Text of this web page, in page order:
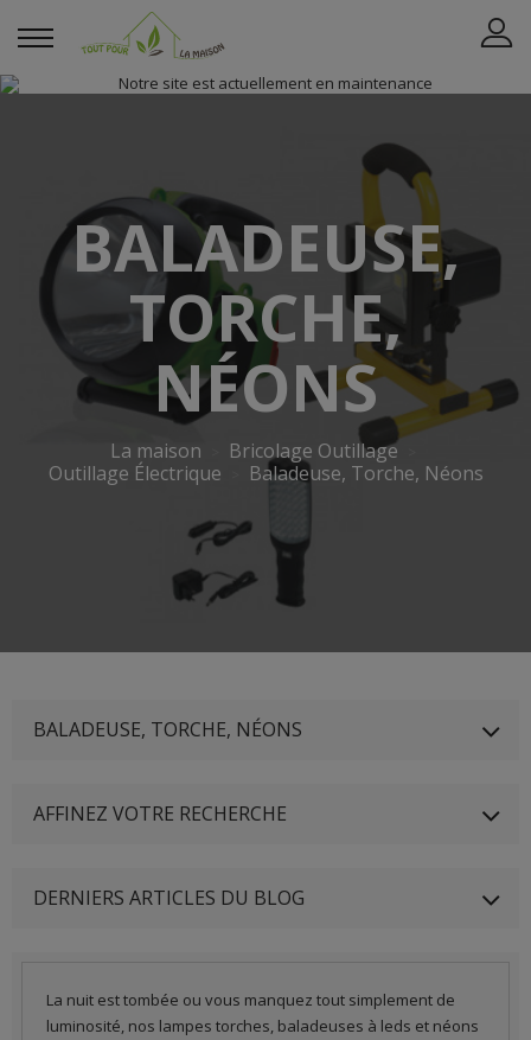
BALADEUSE,
TORCHE,
NÉONS
La maison
Bricolage Outillage
Outillage Électrique
Baladeuse, Torche, Néons
BALADEUSE, TORCHE, NÉONS
AFFINEZ VOTRE RECHERCHE
DERNIERS ARTICLES DU BLOG
La nuit est tombée ou vous manquez tout simplement de
luminosité, nos lampes torches, baladeuses à leds et néons